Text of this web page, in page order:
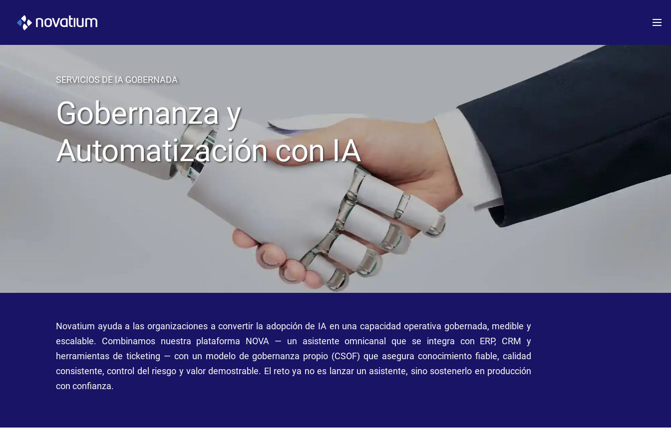
SERVICIOS DE IA GOBERNADA
Gobernanza y
Automatización con IA
Novatium ayuda a las organizaciones a convertir la adopción de IA en una capacidad operativa gobernada, medible y
escalable. Combinamos nuestra plataforma NOVA — un asistente omnicanal que se integra con ERP, CRM y
herramientas de ticketing — con un modelo de gobernanza propio (CSOF) que asegura conocimiento fiable, calidad
consistente, control del riesgo y valor demostrable. El reto ya no es lanzar un asistente, sino sostenerlo en producción
con confianza.